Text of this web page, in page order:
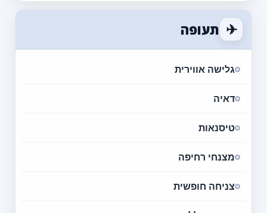
✈ תעופה
גלישה אווירית
דאיה
טיסנאות
מצנחי רחיפה
צניחה חופשית